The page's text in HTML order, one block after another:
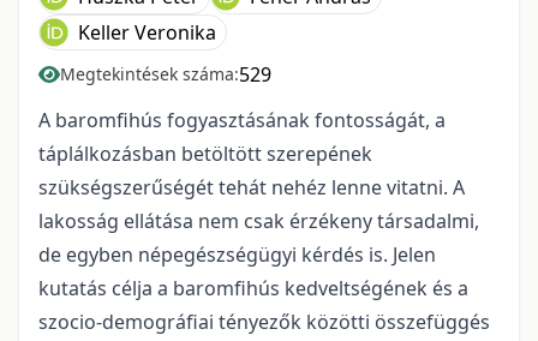
Keller Veronika
Megtekintések száma:529
A baromfihús fogyasztásának fontosságát, a
táplálkozásban betöltött szerepének
szükségszerűségét tehát nehéz lenne vitatni. A
lakosság ellátása nem csak érzékeny társadalmi,
de egyben népegészségügyi kérdés is. Jelen
kutatás célja a baromfihús kedveltségének és a
szocio-demográfiai tényezők közötti összefüggés